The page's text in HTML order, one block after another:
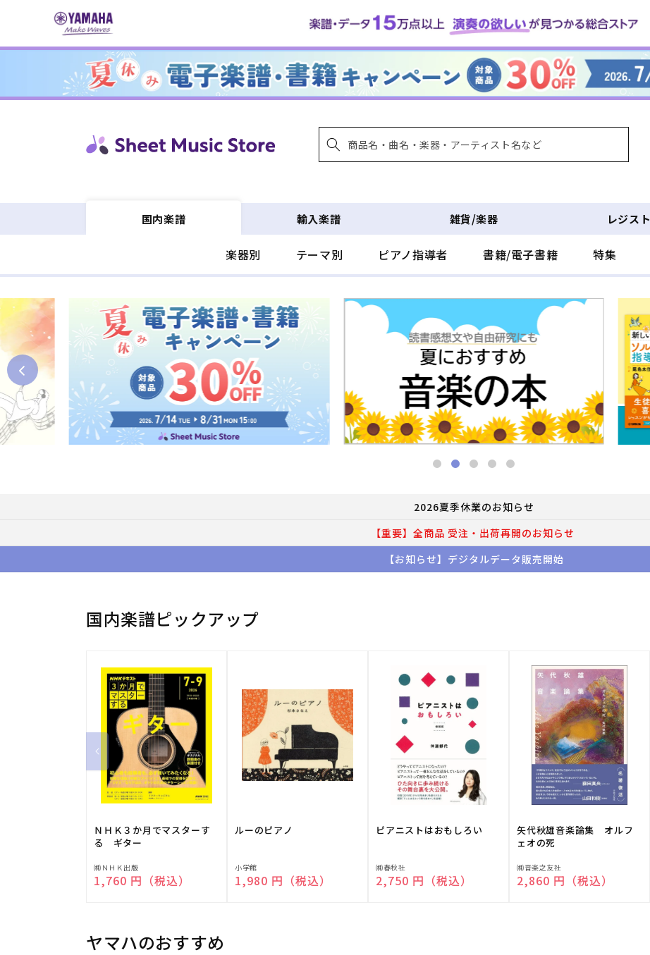
ンツに
国内楽譜
楽器別 テーマ別 ピアノ指導者 書籍/電子書籍 特集
輸入楽譜 雑貨/楽器 レジスト
2026夏季休業のお知らせ
【重要】全商品 受注・出荷再開のお知らせ
【お知らせ】デジタルデータ販売開始
国内楽譜ピックアップ
ＮＨＫ３か月でマスターす
る ギター
販
売
㈱ＮＨＫ出版
通常価格
1,760 円（税込）
ルーのピアノ
販
売
小学館
通常価格
1,980 円（税込）
ピアニストはおもしろい
販
売
㈱春秋社
通常価格
2,750 円（税込）
矢代秋雄音楽論集 オルフ
ェオの死
販
売
㈱音楽之友社
通常価格
2,860 円（税込）
ヤマハのおすすめ